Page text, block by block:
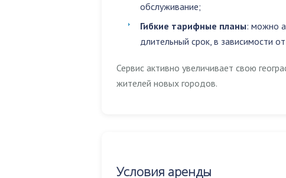
обслуживание;
Гибкие тарифные планы: можно
длительный срок, в зависимости
Сервис активно увеличивает свою
жителей новых городов.
Условия аренды